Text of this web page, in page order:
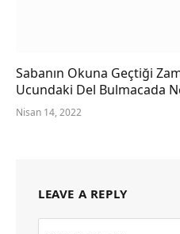
Sabanın Okuna Geçtiği
Ucundaki Del Bulmacada
Nisan 14, 2022
LEAVE A REPLY